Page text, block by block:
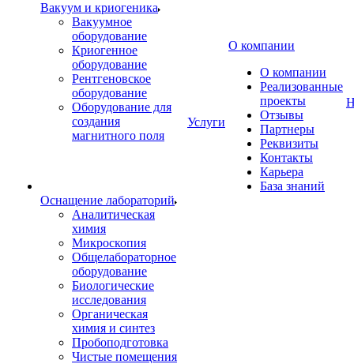
Вакуум и криогеника
Вакуумное
оборудование
Криогенное
оборудование
Рентгеновское
оборудование
Оборудование для
создания
магнитного поля
Оснащение лабораторий
Аналитическая
химия
Микроскопия
Общелабораторное
оборудование
Биологические
исследования
Органическая
химия и синтез
Пробоподготовка
Чистые помещения
Услуги
О компании
О компании
Реализованные
проекты
Отзывы
Партнеры
Реквизиты
Контакты
Карьера
База знаний